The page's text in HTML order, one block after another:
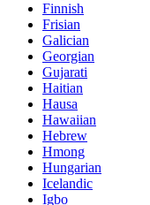
Finnish
Frisian
Galician
Georgian
Gujarati
Haitian
Hausa
Hawaiian
Hebrew
Hmong
Hungarian
Icelandic
Igbo